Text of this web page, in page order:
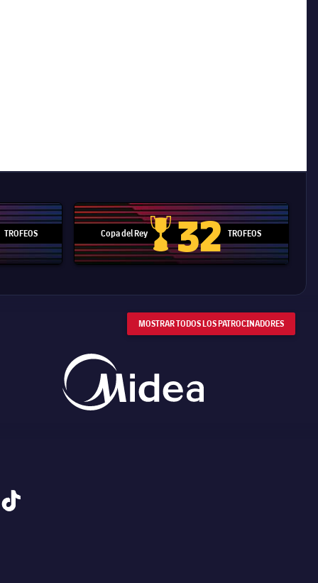
de Clubes
TROFEOS Copa del Rey
Copa del Rey
32 TROFEOS
MOSTRAR TODOS LOS PATROCINADORES
tiktok